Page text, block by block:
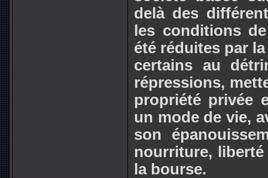
delà des
les conditions
été réduites par
certains au
répressions,
propriété privée
un mode de vie,
son
nourriture,
la bourse.